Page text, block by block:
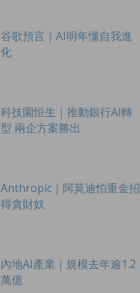
谷歌預言｜AI明年懂自我進
化
科技園恒生｜推動銀行AI轉
型 兩企方案勝出
Anthropic｜阿莫迪怕重金招
得貪財奴
內地AI產業｜規模去年逾1.2
萬億